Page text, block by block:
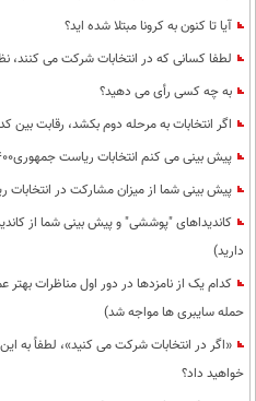
آیا تا کنون به کرونا مبتلا شده اید؟
لطفا کسانی که در انتخابات شرکت می کنند،
به چه کسی رأی می دهید؟
اگر انتخابات به مرحله دوم بکشد، رقابت بین
پیش بینی می کنم انتخابات ریاست جمهوری1400...
پیش بینی شما از میزان مشارکت در
دارید)
کدام یک از نامزدها در دور اول مناظرات
حمله سایبری ها مواجه شد)
«اگر در انتخابات شرکت می کنید»، لطفاً
خواهید داد؟